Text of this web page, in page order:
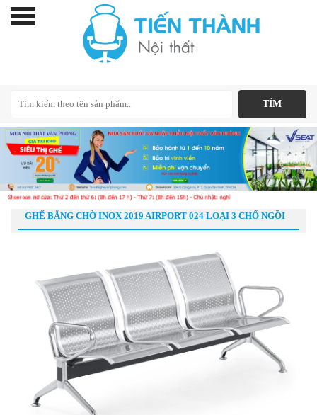
GHẾ BĂNG CHỜ INOX 2019 AIRPORT 024 LOẠI 3 CHỔ NGỒI